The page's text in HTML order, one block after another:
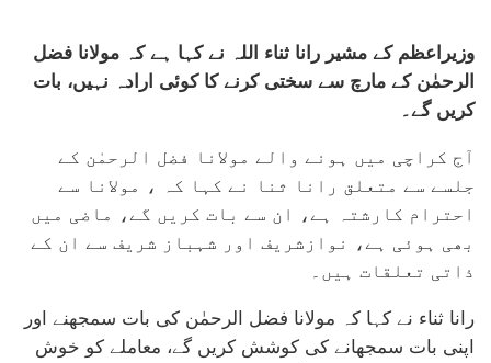
وزیراعظم کے مشیر رانا ثناء اللہ نے کہا ہے کہ مولانا فضل
الرحمٰن کے مارچ سے سختی کرنے کا کوئی ارادہ نہیں، بات
کریں گے۔
آج کراچی میں ہونے والے مولانا فضل الرحمٰن کے
جلسے سے متعلق رانا ثنا نے کہا کہ ، مولانا سے
احترام کارشتہ ہے، ان سے بات کریں گے، ماضی میں
بھی ہوئی ہے، نوازشریف اور شہباز شریف سے ان کے
ذاتی تعلقات ہیں۔
رانا ثناء نے کہا کہ مولانا فضل الرحمٰن کی بات سمجھنے اور
اپنی بات سمجھانے کی کوشش کریں گے، معاملے کو خوش